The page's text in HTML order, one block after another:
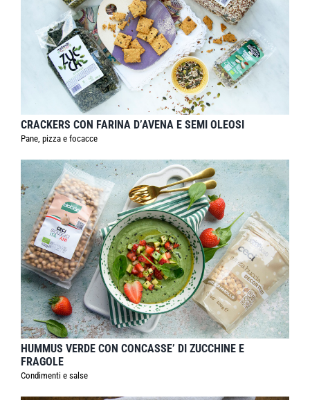
CRACKERS CON FARINA D’AVENA E SEMI OLEOSI
Pane, pizza e focacce
HUMMUS VERDE CON CONCASSE’ DI ZUCCHINE E
FRAGOLE
Condimenti e salse